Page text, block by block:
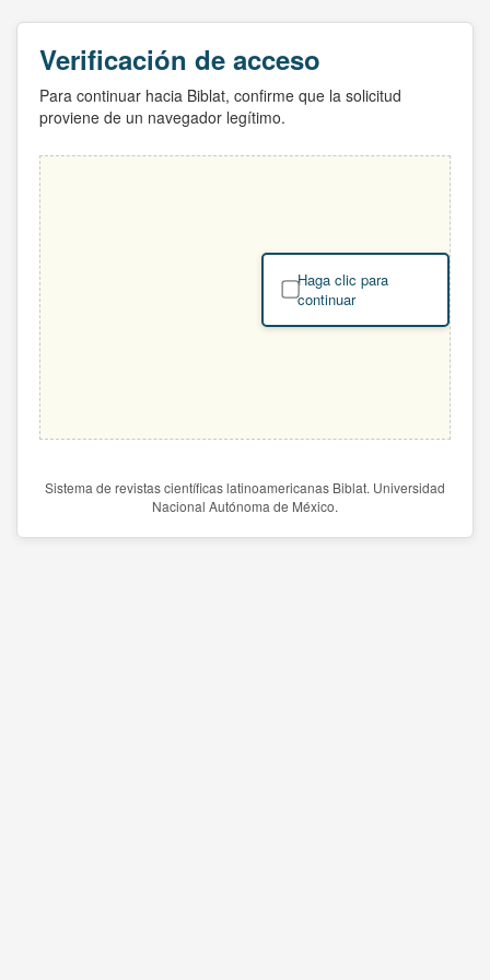
Verificación de acceso
Para continuar hacia Biblat, confirme que la solicitud
proviene de un navegador legítimo.
Haga clic para
continuar
Sistema de revistas científicas latinoamericanas Biblat. Universidad
Nacional Autónoma de México.